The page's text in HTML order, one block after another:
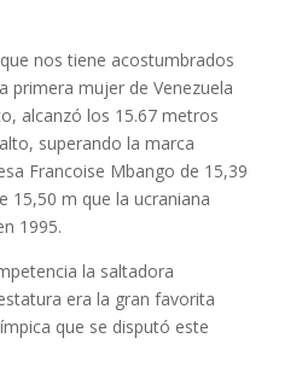
nos tiene acostumbrados
primera mujer de Venezuela
alcanzó los 15.67 metros
superando la marca
Francoise Mbango de 15,39
15,50 m que la ucraniana
1995.
la saltadora
era la gran favorita
que se disputó este